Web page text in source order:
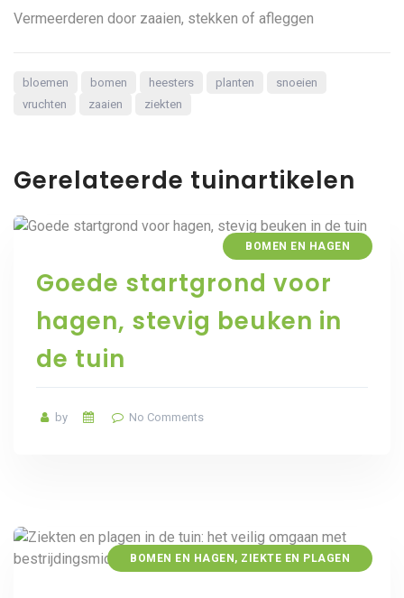
Vermeerderen door zaaien, stekken of afleggen
bloemen bomen heesters planten
snoeien
vruchten
zaaien ziekten
Gerelateerde tuinartikelen
BOMEN EN HAGEN
Goede startgrond voor
hagen, stevig beuken in
de tuin
by No Comments
BOMEN EN HAGEN, ZIEKTE EN PLAGEN